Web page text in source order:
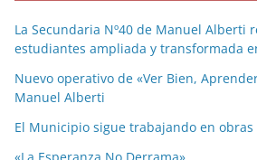
La Secundaria Nº40 de Manuel Alberti
estudiantes ampliada y transformada
Nuevo operativo de «Ver Bien,
Manuel Alberti
El Municipio sigue trabajando en
«La Esperanza No Derrama»